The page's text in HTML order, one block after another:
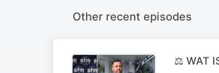
Other recent episodes
⚖️ WAT